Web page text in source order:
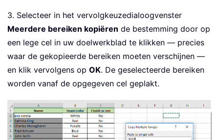
3. Selecteer in het vervolgkeuzedialoogvenster
Meerdere bereiken kopiëren de bestemming door op
een lege cel in uw doelwerkblad te klikken — precies
waar de gekopieerde bereiken moeten verschijnen —
en klik vervolgens op OK. De geselecteerde bereiken
worden vanaf de opgegeven cel geplakt.